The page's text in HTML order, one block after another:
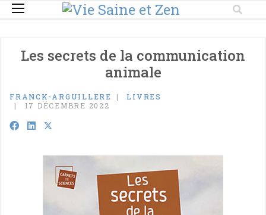
Les secrets de la communication
animale
FRANCK-ARGUILLERE
LIVRES
17 DÉCEMBRE 2022